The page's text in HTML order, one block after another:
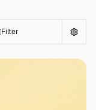
Filter